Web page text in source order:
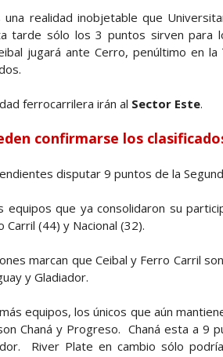
una realidad inobjetable que
tarde sólo los 3 puntos sirven para
jugará ante Cerro, penúltimo en
ferrocarrilera irán al Sector Este.
confirmarse los
disputar 9 puntos de la
equipos que ya consolidaron su
Carril (44) y Nacional (32).
marcan que Ceibal y Ferro Carril
y Gladiador.
equipos, los únicos que aún
Chaná y Progreso. Chaná esta a 9
River Plate en cambio sólo